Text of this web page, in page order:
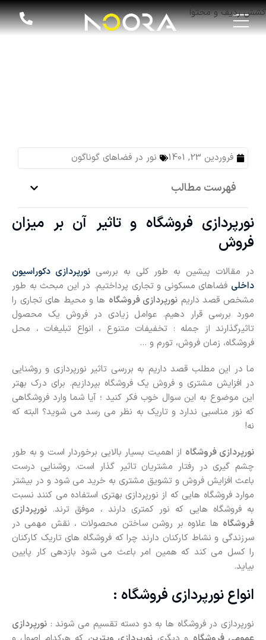
کشش ردیف و محتوا
فروردین 23, 1401 نور در فضاهای گوناگون
فهرست مطالب
نورپردازی فروشگاه و تاثیر آن بر میزان
فروش
در مقالات پیشین به طور کلی به بررسینورپردازی دکوراسیون
داخلی فضاهای مسکونی و تجاری پرداختیم. در این مبحث به طور
مشخص قصد داریم نورپردازی فروشگاه ها و محیط های تجاری را
مورد بررسی قرار دهیم. عوامل زیادی در فروش یک محصول
تاثیرگذارند از جمله : تخفیفات متنوع ، انواع تبلیغات ، محل
فروشگاه، زمان فروش، تورم و …
ما در این مطلب قصد داریم به بررسی تاثیر نورپردازی و روشنایی
در افزایش مشتری و فروش یک فروشگاه بپردازیم. برای درک بهتر
این موضوع به این سوال خوب فکر کنید ؛ آیا شما وارد فروشگاهی
که نور مناسبی ندارد و تاریک به نظر می رسد می شوید؟ البته که
نه!
نورپردازی فروشگاه از اهمیت بسیار بالایی برخوردار است و به طور
چشم گیری در رفتار مشتریان تاثیر گذار است. روشنایی درست
باعث افزایش فروش و تشویق مشتری به خرید می شود و در بیشتر
موارد فروشگاه هایی که از نورپردازی بهتری استفاده می کنند نسبت
به فروشگاه هایی که نور کمتری دارند ، موفق ترند. نورپردازی
فروشگاه ها علاوه بر روشن ساختن محصولات ، نقش مهمی در
سرزندگی و نشاط کارکنان دارند چرا که فروشگاه های تاریک کارکنان
را کسل می کند که همین امر باعث می شود بازدهی کار پایین
بیاید.
انواع نورپردازی فروشگاه :
نورپردازی در فروشگاه ها به دو دسته تقسیم می شوند : نورپردازی